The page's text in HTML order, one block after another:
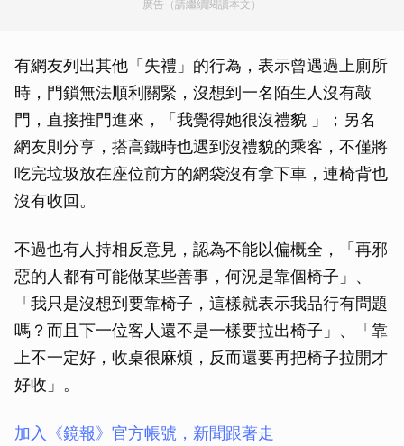
廣告（請繼續閱讀本文）
有網友列出其他「失禮」的行為，表示曾遇過上廁所
時，門鎖無法順利關緊，沒想到一名陌生人沒有敲
門，直接推門進來，「我覺得她很沒禮貌 」；另名
網友則分享，搭高鐵時也遇到沒禮貌的乘客，不僅將
吃完垃圾放在座位前方的網袋沒有拿下車，連椅背也
沒有收回。
不過也有人持相反意見，認為不能以偏概全，「再邪
惡的人都有可能做某些善事，何況是靠個椅子」、
「我只是沒想到要靠椅子，這樣就表示我品行有問題
嗎？而且下一位客人還不是一樣要拉出椅子」、「靠
上不一定好，收桌很麻煩，反而還要再把椅子拉開才
好收」。
加入《鏡報》官方帳號，新聞跟著走